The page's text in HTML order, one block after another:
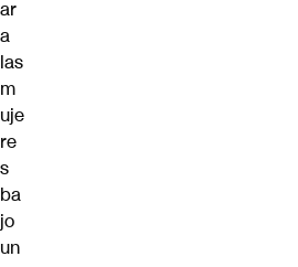
ar
a
las
m
uje
re
s
ba
jo
un